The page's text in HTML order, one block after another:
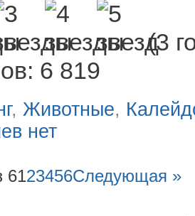
(3
6 819
, Животные,
нет
6123456Следующая »